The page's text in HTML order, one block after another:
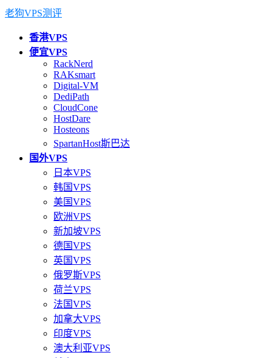
老狗VPS测评
香港VPS
便宜VPS
RackNerd
RAKsmart
Digital-VM
DediPath
CloudCone
HostDare
Hosteons
SpartanHost斯巴达
国外VPS
日本VPS
韩国VPS
美国VPS
欧洲VPS
新加坡VPS
德国VPS
英国VPS
俄罗斯VPS
荷兰VPS
法国VPS
加拿大VPS
印度VPS
澳大利亚VPS